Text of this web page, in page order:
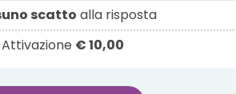
scatto alla risposta
Attivazione € 10,00